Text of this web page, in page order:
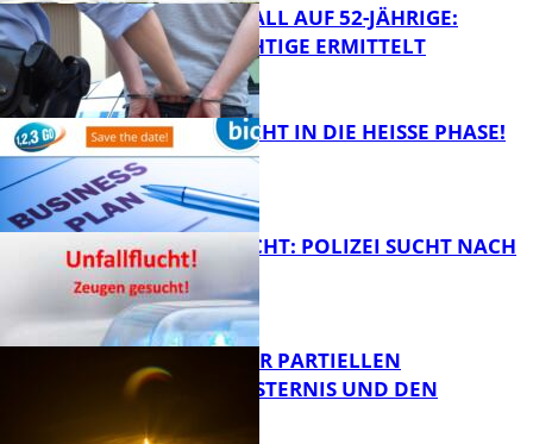
FB Kultur
FB News
RAUBÜBERFALL AUF 52-JÄHRIGE:
TATVERDÄCHTIGE ERMITTELT
1,2,3 GO® GEHT IN DIE HEISSE PHASE!
UNFALLFLUCHT: POLIZEI SUCHT NACH
ZEUGEN
VORTRAG ZUR PARTIELLEN
SONNENFINSTERNIS UND DEN
PERSEIDEN